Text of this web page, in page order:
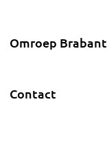
Omroep Brabant
Contact